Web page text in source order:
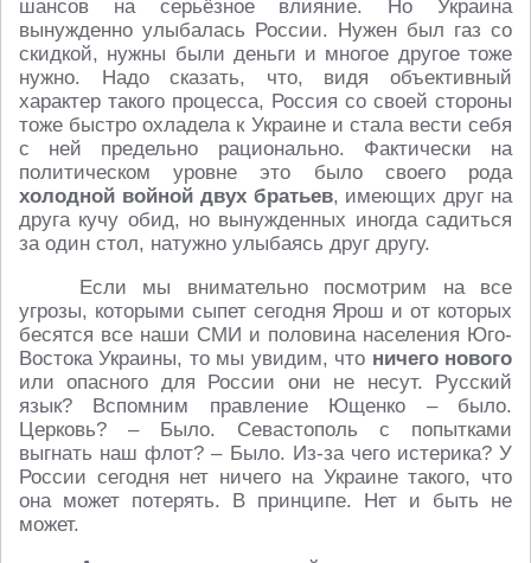
шансов на серьёзное влияние. Но Украина
вынужденно улыбалась России. Нужен был газ со
скидкой, нужны были деньги и многое другое тоже
нужно. Надо сказать, что, видя объективный
характер такого процесса, Россия со своей стороны
тоже быстро охладела к Украине и стала вести себя
с ней предельно рационально. Фактически на
политическом уровне это было своего рода
холодной войной двух братьев, имеющих друг на
друга кучу обид, но вынужденных иногда садиться
за один стол, натужно улыбаясь друг другу.
Если мы внимательно посмотрим на все
угрозы, которыми сыпет сегодня Ярош и от которых
бесятся все наши СМИ и половина населения Юго-
Востока Украины, то мы увидим, что ничего нового
или опасного для России они не несут. Русский
язык? Вспомним правление Ющенко – было.
Церковь? – Было. Севастополь с попытками
выгнать наш флот? – Было. Из-за чего истерика? У
России сегодня нет ничего на Украине такого, что
она может потерять. В принципе. Нет и быть не
может.